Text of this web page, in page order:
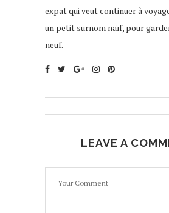
expat qui veut continuer à
un petit surnom naïf, pour
neuf.
LEAVE A